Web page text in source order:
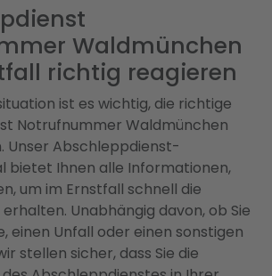
Waldmünchen
richtig reagieren
ist es wichtig, die richtige
Notrufnummer Waldmünchen
Unser Abschleppdienst-
bietet Ihnen alle Informationen,
um im Ernstfall schnell die
Unabhängig davon, ob Sie
einen Unfall oder einen sonstigen
stellen sicher, dass Sie die